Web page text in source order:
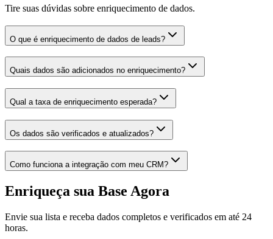
Tire suas dúvidas sobre enriquecimento de dados.
O que é enriquecimento de dados de leads?
Quais dados são adicionados no enriquecimento?
Qual a taxa de enriquecimento esperada?
Os dados são verificados e atualizados?
Como funciona a integração com meu CRM?
Enriqueça sua Base Agora
Envie sua lista e receba dados completos e verificados em até 24
horas.